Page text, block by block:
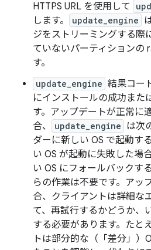
HTTPS URL を使用して
します。
update_engine
ジをストリーミングする際
ていないパーティションの
す。
update_engine 結果コー
にインストールの成功また
す。アップデートが正常に
合、
update_engine は次
ダーに新しい OS で起動す
い OS が起動に失敗した場
い OS にフォールバックす
らの作業は不要です。アッ
合、クライアントは詳細な
て、再試行するかどうか、
する必要があります。たと
トは部分的な（「差分」）